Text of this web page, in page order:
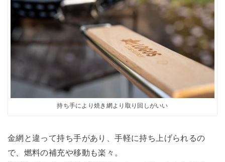
持ち手により焼き網より取り回しがいい
金網と違って持ち手があり、手軽に持ち上げられるの
で、燃料の補充や移動も楽々。